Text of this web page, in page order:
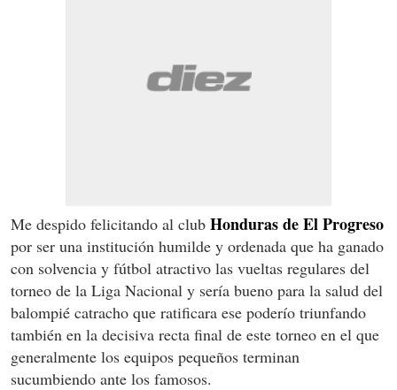
Me despido felicitando al club Honduras de El Progreso
por ser una institución humilde y ordenada que ha ganado
con solvencia y fútbol atractivo las vueltas regulares del
torneo de la Liga Nacional y sería bueno para la salud del
balompié catracho que ratificara ese poderío triunfando
también en la decisiva recta final de este torneo en el que
generalmente los equipos pequeños terminan
sucumbiendo ante los famosos.